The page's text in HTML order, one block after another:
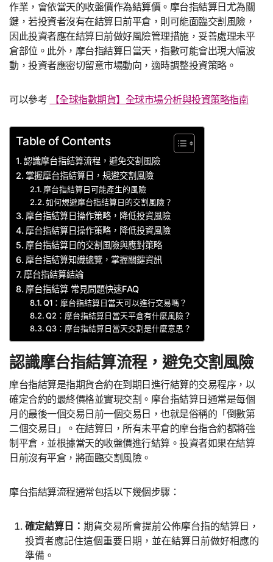
作業，會依當天的收盤價作為結算價。摩台指結算日尤為關
鍵，若投資者沒有在結算日前平倉，則可能面臨交割風險，
因此投資者應在結算日前做好風險管理措施，妥善處理未平
倉部位。此外，摩台指結算日當天，指數可能會出現大幅波
動，投資者應密切留意市場動向，適時調整投資策略。
可以參考 【全球指數期貨】全球市場分析與投資策略指南
Table of Contents
認識摩台指結算流程，避免交割風險
掌握摩台指結算日，規避交割風險
摩台指結算日可能產生的風險
如何規避摩台指結算日的交割風險？
摩台指結算日操作策略，降低投資風險
摩台指結算日操作策略，降低投資風險
摩台指結算日的交割風險與應對策略
摩台指結算知識總覽，掌握關鍵資訊
摩台指結算結論
摩台指結算 常見問題快速FAQ
Q1：摩台指結算日當天可以進行交易嗎？
Q2：摩台指結算日當天平倉有什麼風險？
Q3：摩台指結算日當天交割是什麼意思？
認識摩台指結算流程，避免交割風險
摩台指結算是指期貨合約在到期日進行結算的交易程序，以
確定合約的最終價格並實現交割。摩台指結算日通常是每個
月的最後一個交易日前一個交易日，也就是俗稱的「倒數第
二個交易日」。在結算日，所有未平倉的摩台指合約都將強
制平倉，並根據當天的收盤價進行結算。投資者如果在結算
日前沒有平倉，將面臨交割風險。
摩台指結算流程通常包括以下幾個步驟：
確定結算日： 期貨交易所會提前公佈摩台指的結算日，
投資者應記住這個重要日期，並在結算日前做好相應的
準備。